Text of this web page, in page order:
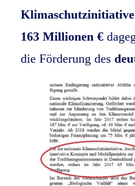
Klimaschutzinitiative
163 Millionen €
die Förderung des